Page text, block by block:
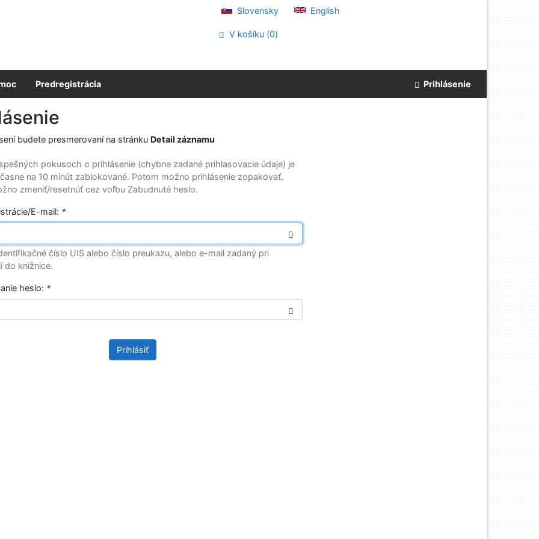
Slovensky English
V košíku (0)
Predregistrácia Prihlásenie
budete presmerovaní na stránku Detail záznamu
pokusoch o prihlásenie (chybne zadané prihlasovacie údaje) je
na 10 minút zablokované. Potom možno prihlásenie zopakovať.
zmeniť/resetnúť cez voľbu Zabudnuté heslo.
E-mail: *
číslo UIS alebo číslo preukazu, alebo e-mail zadaný pri
do knižnice.
heslo: *
Prihlásiť